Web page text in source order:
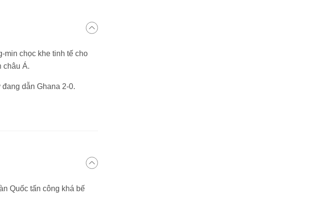
min chọc khe tinh tế cho
châu Á.
dẫn Ghana 2-0.
Quốc tấn công khá bế